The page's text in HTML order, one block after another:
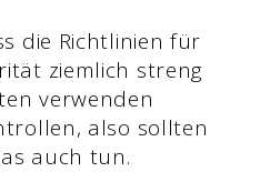
die Richtlinien für
ziemlich streng
verwenden
also sollten
auch tun.